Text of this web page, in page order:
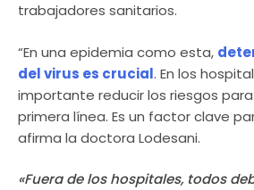
trabajadores sanitarios.
“En una epidemia como esta,
del virus es crucial. En los
importante reducir los riesgos
primera línea. Es un factor clave
afirma la doctora Lodesani.
«Fuera de los hospitales, todos